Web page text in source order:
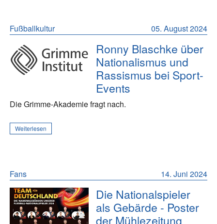
05. August 2024
Fußballkultur
Ronny Blaschke über
Nationalismus und
Rassismus bei Sport-
Events
Die Grimme-Akademie fragt nach.
Weiterlesen
14. Juni 2024
Fans
Die Nationalspieler
als Gebärde - Poster
der Mühlezeitung